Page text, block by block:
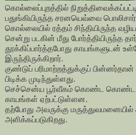
கொல்லைப்புறத்தில்
பதுங்கியிருந்த சரனயெவ்வை பொலிசார்
கொல்லையில் ரத்தம் சிந்தியிருந்த
சென்று படகின் மீது போர்த்தியிருந்த
தூக்கிப்பார்த்தபோது காயங்களுடன்
இருந்திருக்கிறார்.
குண்டுப் பரிமாற்றத்துக்குப்
பிடிக்க முடிந்துள்ளது.
செச்சென்ய பூர்வீகம் கொண்ட கொண்ட
காயங்கள் ஏற்பட்டுள்ளன.
தற்போது அவருக்கு மருத்துவமனையில்
அளிக்கப்படுகிறது.